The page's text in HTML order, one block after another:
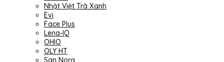
Nhật Việt Trà Xanh
Evi
Face Plus
Lena-IQ
OHIO
OLY HT
San Nora